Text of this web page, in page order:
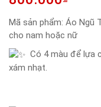
Mã sản phẩm: Áo Ngũ
cho nam hoặc nữ
Có 4 màu để lựa
xám nhạt.